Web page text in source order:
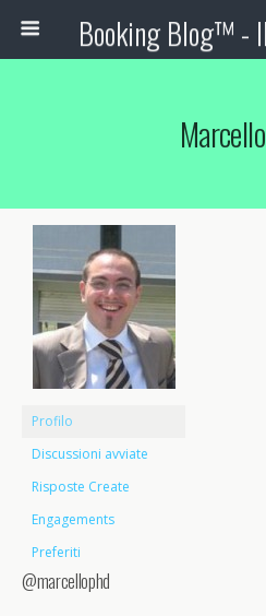
Profilo
Discussioni avviate
Risposte Create
Engagements
Preferiti
@marcellophd